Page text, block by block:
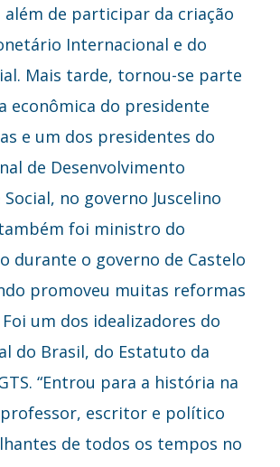
de participar da criação
Internacional e do
Mais tarde, tornou-se parte
econômica do presidente
e um dos presidentes do
de Desenvolvimento
Social, no governo Juscelino
foi ministro do
durante o governo de Castelo
promoveu muitas reformas
um dos idealizadores do
do Brasil, do Estatuto da
“Entrou para a história na
escritor e político
de todos os tempos no